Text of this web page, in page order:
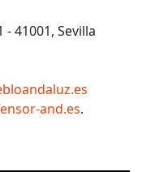
- 41001, Sevilla
and.es.